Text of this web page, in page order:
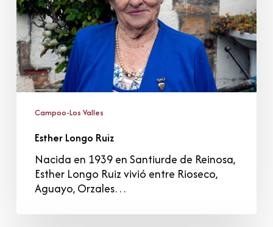
Campoo-Los Valles
Esther Longo Ruiz
Nacida en 1939 en Santiurde de Reinosa,
Esther Longo Ruiz vivió entre Rioseco,
Aguayo, Orzales…